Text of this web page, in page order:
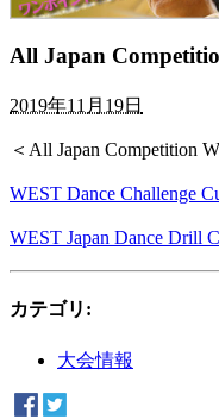
All Japan
2019年11月19日
＜All Japan Competition
WEST Dance Challenge
WEST Japan Dance Drill
カテゴリ :
大会情報